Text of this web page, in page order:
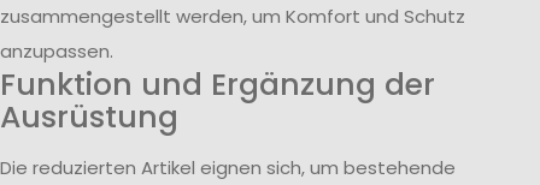
zusammengestellt werden, um Komfort und Schutz
anzupassen.
Funktion und Ergänzung der
Ausrüstung
Die reduzierten Artikel eignen sich, um bestehende